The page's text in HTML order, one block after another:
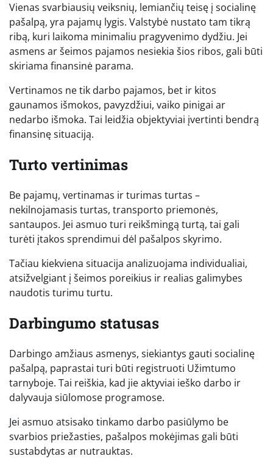
Vienas svarbiausių veiksnių, lemiančių teisę į socialinę
pašalpą, yra pajamų lygis. Valstybė nustato tam tikrą
ribą, kuri laikoma minimaliu pragyvenimo dydžiu. Jei
asmens ar šeimos pajamos nesiekia šios ribos, gali būti
skiriama finansinė parama.
Vertinamos ne tik darbo pajamos, bet ir kitos
gaunamos išmokos, pavyzdžiui, vaiko pinigai ar
nedarbo išmoka. Tai leidžia objektyviai įvertinti bendrą
finansinę situaciją.
Turto vertinimas
Be pajamų, vertinamas ir turimas turtas –
nekilnojamasis turtas, transporto priemonės,
santaupos. Jei asmuo turi reikšmingą turtą, tai gali
turėti įtakos sprendimui dėl pašalpos skyrimo.
Tačiau kiekviena situacija analizuojama individualiai,
atsižvelgiant į šeimos poreikius ir realias galimybes
naudotis turimu turtu.
Darbingumo statusas
Darbingo amžiaus asmenys, siekiantys gauti socialinę
pašalpą, paprastai turi būti registruoti Užimtumo
tarnyboje. Tai reiškia, kad jie aktyviai ieško darbo ir
dalyvauja siūlomose programose.
Jei asmuo atsisako tinkamo darbo pasiūlymo be
svarbios priežasties, pašalpos mokėjimas gali būti
sustabdytas ar nutrauktas.